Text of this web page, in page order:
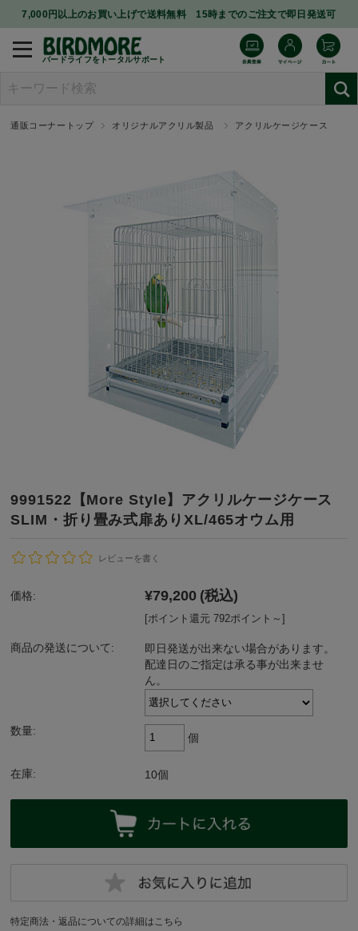
7,000円以上のお買い上げで送料無料 15時までのご注文で即日発送可
バードライフをトータルサポート
通販コーナートップ オリジナルアクリル製品 アクリルケージケース
9991522【More Style】アクリルケージケース
SLIM・折り畳み式扉ありXL/465オウム用
レビューを書く
価格: ¥79,200 (税込)
[ポイント還元 792ポイント～]
商品の発送について:
即日発送が出来ない場合があります。
配達日のご指定は承る事が出来ませ
ん。
数量:
個
在庫: 10個
特定商法・返品についての詳細はこちら